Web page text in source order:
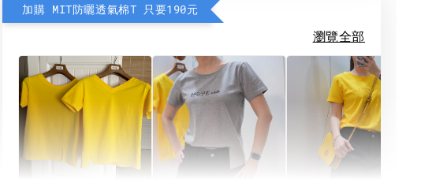
加購 MIT防曬透氣棉T 只要190元
瀏覽全部